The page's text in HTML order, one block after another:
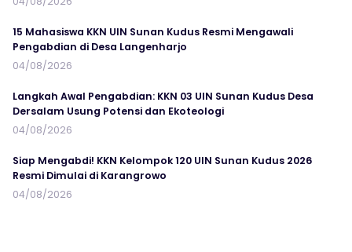
15 Mahasiswa KKN UIN Sunan Kudus Resmi Mengawali
Pengabdian di Desa Langenharjo
04/08/2026
Langkah Awal Pengabdian: KKN 03 UIN Sunan Kudus Desa
Dersalam Usung Potensi dan Ekoteologi
04/08/2026
Siap Mengabdi! KKN Kelompok 120 UIN Sunan Kudus 2026
Resmi Dimulai di Karangrowo
04/08/2026